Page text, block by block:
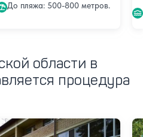
До пляжа: 500-800 метров.
области в
процедура